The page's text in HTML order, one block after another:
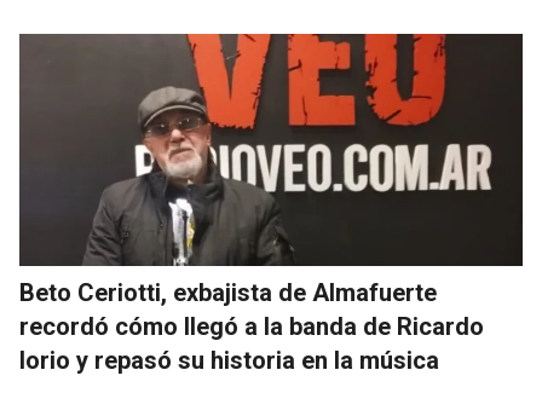
Beto Ceriotti, exbajista de Almafuerte
recordó cómo llegó a la banda de Ricardo
Iorio y repasó su historia en la música